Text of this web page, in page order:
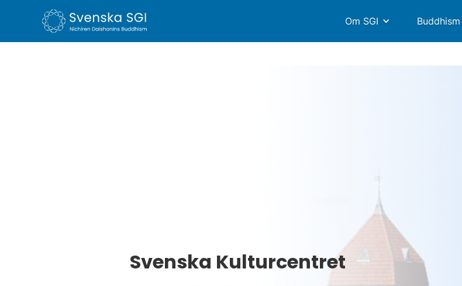
Om SGI Buddhism
Svenska Kulturcentret